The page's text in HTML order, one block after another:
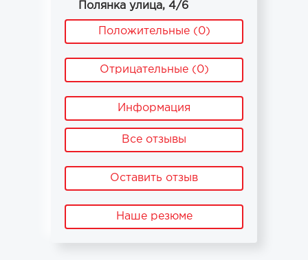
Полянка улица, 4/6
Положительные (0)
Отрицательные (0)
Информация
Все отзывы
Оставить отзыв
Наше резюме